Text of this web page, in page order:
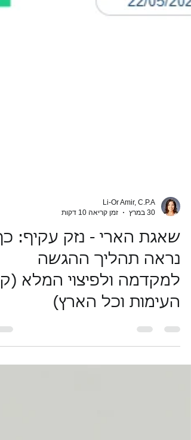
30 במרץ
זמן קריאה 10 דקות
שאגת הארי - נזק עקיף:
נראה תהליך ההגשה
למקדמה ולפיצוי המלא
העימות וכל הארץ)